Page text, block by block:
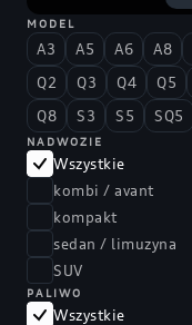
MODEL
A3 A5 A6 A8
Q2
Q3 Q4 Q5
Q8
S3 S5 SQ5
NADWOZIE
Wszystkie
kombi / avant
kompakt
sedan / limuzyna
SUV
PALIWO
Wszystkie